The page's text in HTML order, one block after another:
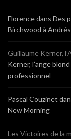
Florencedans Des
Birchwood à
Guillaume Kerner,
Kerner, l’ange
professionnel
Pascal Couzinet
New Morning
Les Victoires de la